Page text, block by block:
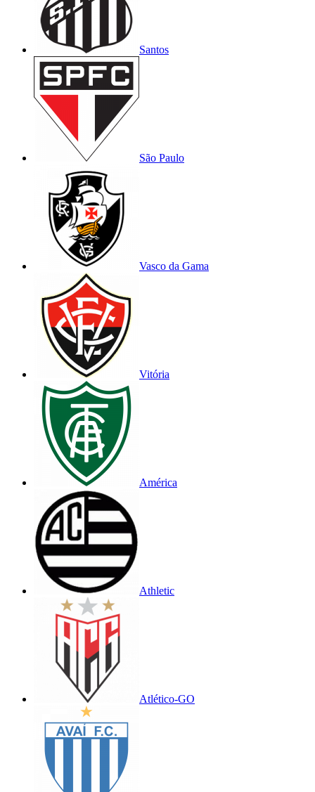
Santos
São Paulo
Vasco da Gama
Vitória
América
Athletic
Atlético-GO